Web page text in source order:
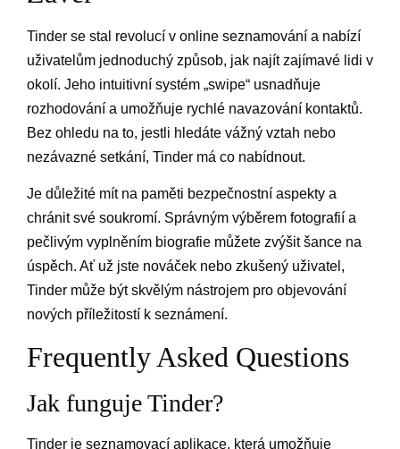
Tinder se stal revolucí v online seznamování a nabízí
uživatelům jednoduchý způsob, jak najít zajímavé lidi v
okolí. Jeho intuitivní systém „swipe“ usnadňuje
rozhodování a umožňuje rychlé navazování kontaktů.
Bez ohledu na to, jestli hledáte vážný vztah nebo
nezávazné setkání, Tinder má co nabídnout.
Je důležité mít na paměti bezpečnostní aspekty a
chránit své soukromí. Správným výběrem fotografií a
pečlivým vyplněním biografie můžete zvýšit šance na
úspěch. Ať už jste nováček nebo zkušený uživatel,
Tinder může být skvělým nástrojem pro objevování
nových příležitostí k seznámení.
Frequently Asked Questions
Jak funguje Tinder?
Tinder je seznamovací aplikace, která umožňuje